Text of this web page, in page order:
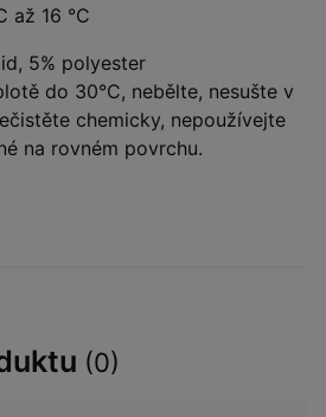
až 16 °C
5% polyester
do 30°C, nebělte, nesušte v
chemicky, nepoužívejte
na rovném povrchu.
(0)